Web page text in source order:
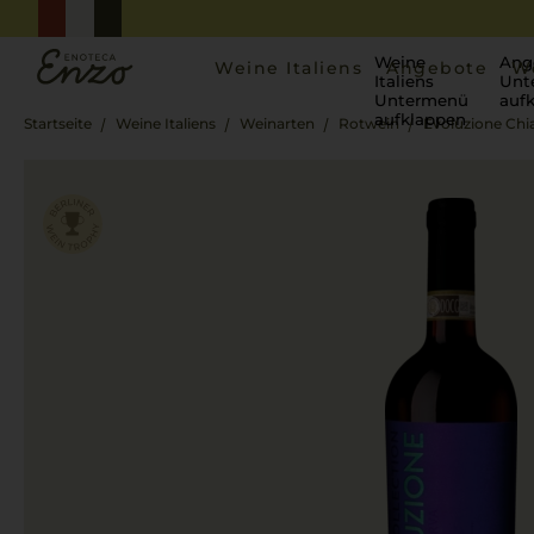
Weine Italiens
Weine
Italiens
Untermenü
aufklappen
Angebote
Startseite Weine Italiens Weinarten Rotwein Evoluzione